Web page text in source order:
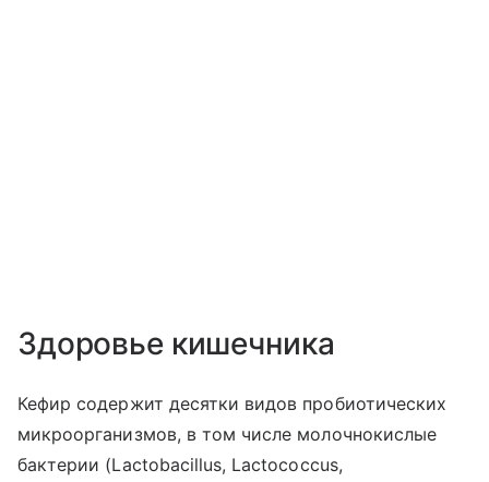
Здоровье кишечника
Кефир содержит десятки видов пробиотических
микроорганизмов, в том числе молочнокислые
бактерии (Lactobacillus, Lactococcus,